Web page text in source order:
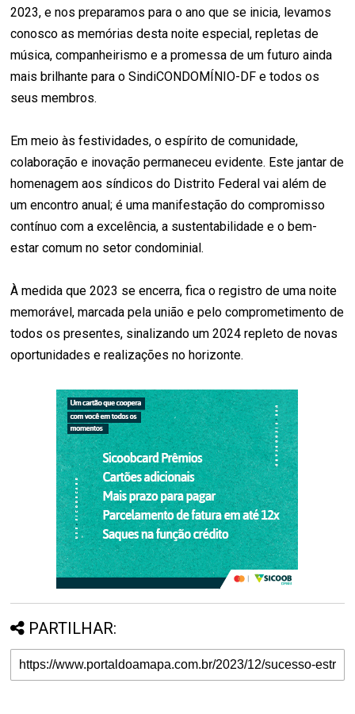
2023, e nos preparamos para o ano que se inicia, levamos
conosco as memórias desta noite especial, repletas de
música, companheirismo e a promessa de um futuro ainda
mais brilhante para o SindiCONDOMÍNIO-DF e todos os
seus membros.
Em meio às festividades, o espírito de comunidade,
colaboração e inovação permaneceu evidente. Este jantar de
homenagem aos síndicos do Distrito Federal vai além de
um encontro anual; é uma manifestação do compromisso
contínuo com a excelência, a sustentabilidade e o bem-
estar comum no setor condominial.
À medida que 2023 se encerra, fica o registro de uma noite
memorável, marcada pela união e pelo comprometimento de
todos os presentes, sinalizando um 2024 repleto de novas
oportunidades e realizações no horizonte.
PARTILHAR: